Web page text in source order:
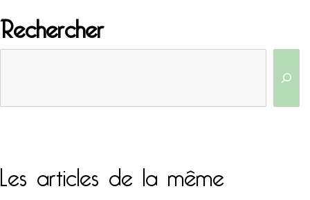
Rechercher
Les articles de la même